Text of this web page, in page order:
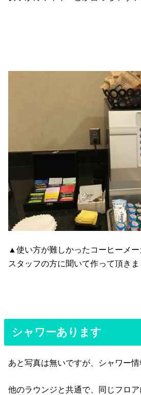
▲使い方が難しかったコーヒーメー
スタッフの方に聞いて作って頂きま
シャワーあります
あと写真は無いですが、シャワー情
他のラウンジと共通で、同じフロ